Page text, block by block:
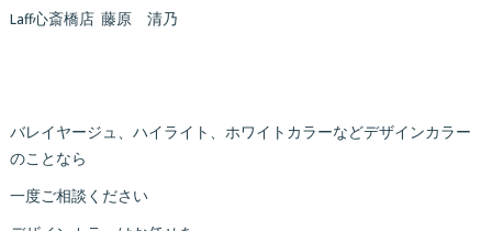
Laff心斎橋店 藤原 清乃
バレイヤージュ、ハイライト、ホワイトカラーなどデザインカラー
のことなら
一度ご相談ください